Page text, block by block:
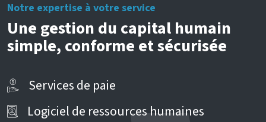
Notre expertise à votre service
Une gestion du capital humain
simple, conforme et sécurisée
Services de paie
Logiciel de ressources humaines